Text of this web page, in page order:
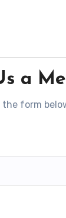
a
the form